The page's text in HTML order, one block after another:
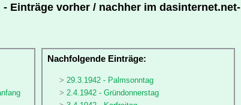
Einträge vorher / nachher im dasinternet.net-
Nachfolgende Einträge:
29.3.1942 - Palmsonntag
2.4.1942 - Gründonnerstag